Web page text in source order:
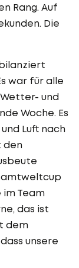
Rang. Auf
Die
war für alle
und
Woche. Es
Luft nach
den
Team
das ist
dem
unsere